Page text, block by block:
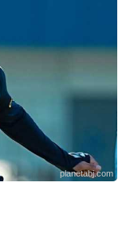
planetabj.com